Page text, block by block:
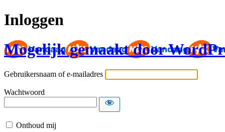
Inloggen
Mogelijk gemaakt door
Gebruikersnaam of e-mailadres
Wachtwoord
Onthoud mij